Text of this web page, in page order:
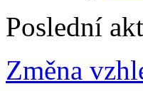
Poslední
Změna